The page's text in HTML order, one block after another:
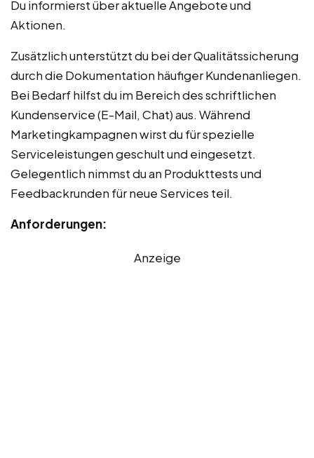
Du informierst über aktuelle Angebote und
Aktionen.
Zusätzlich unterstützt du bei der Qualitätssicherung
durch die Dokumentation häufiger Kundenanliegen.
Bei Bedarf hilfst du im Bereich des schriftlichen
Kundenservice (E-Mail, Chat) aus. Während
Marketingkampagnen wirst du für spezielle
Serviceleistungen geschult und eingesetzt.
Gelegentlich nimmst du an Produkttests und
Feedbackrunden für neue Services teil.
Anforderungen:
Anzeige